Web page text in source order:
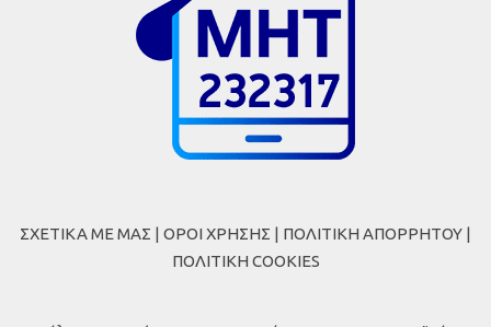
ΣΧΕΤΙΚΑ ΜΕ ΜΑΣ | ΟΡΟΙ ΧΡΗΣΗΣ | ΠΟΛΙΤΙΚΗ ΑΠΟΡΡΗΤΟΥ |
ΠΟΛΙΤΙΚΗ COOKIES